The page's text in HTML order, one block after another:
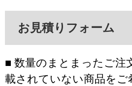
お見積りフォーム
■ 数量のまとまったご注
載されていない商品を